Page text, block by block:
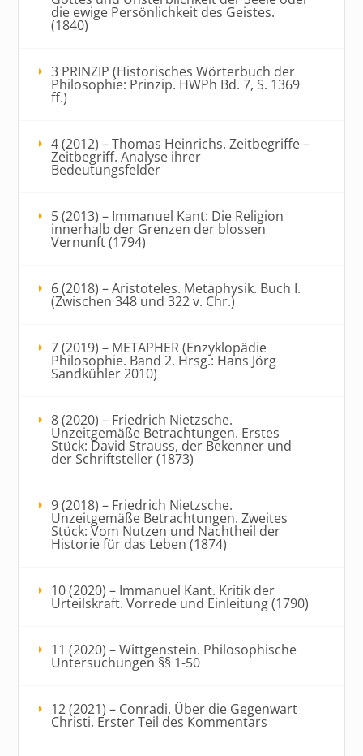
die ewige Persönlichkeit des Geistes.
(1840)
3 PRINZIP (Historisches Wörterbuch der
Philosophie: Prinzip. HWPh Bd. 7, S. 1369
ff.)
4 (2012) – Thomas Heinrichs. Zeitbegriffe –
Zeitbegriff. Analyse ihrer
Bedeutungsfelder
5 (2013) – Immanuel Kant: Die Religion
innerhalb der Grenzen der blossen
Vernunft (1794)
6 (2018) – Aristoteles. Metaphysik. Buch I.
(Zwischen 348 und 322 v. Chr.)
7 (2019) – METAPHER (Enzyklopädie
Philosophie. Band 2. Hrsg.: Hans Jörg
Sandkühler 2010)
8 (2020) – Friedrich Nietzsche.
Unzeitgemäße Betrachtungen. Erstes
Stück: David Strauss, der Bekenner und
der Schriftsteller (1873)
9 (2018) – Friedrich Nietzsche.
Unzeitgemäße Betrachtungen. Zweites
Stück: Vom Nutzen und Nachtheil der
Historie für das Leben (1874)
10 (2020) – Immanuel Kant. Kritik der
Urteilskraft. Vorrede und Einleitung (1790)
11 (2020) – Wittgenstein. Philosophische
Untersuchungen §§ 1-50
12 (2021) – Conradi. Über die Gegenwart
Christi. Erster Teil des Kommentars